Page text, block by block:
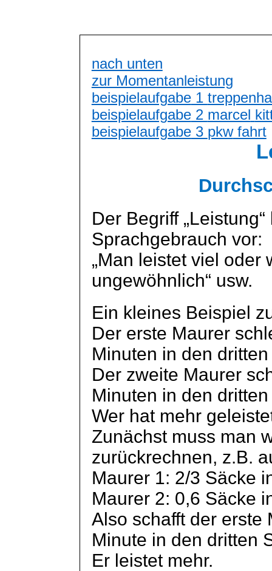
nach unten
zur Momentanleistung
beispielaufgabe1
beispielaufgabe2 marcel
beispielaufgabe3 pkwfahrt
Der Begriff
Sprachgebrauch vor:
„Man leistet viel oder
ungewöhnlich“ usw.
Ein kleines Beispiel
Der erste Maurer
Minuten in den
Der zweite Maurer
Minuten in den
Wer hat mehr
Zunächst muss man
zurückrechnen, z.B.
Maurer 1: 2/3 Säcke
Maurer 2: 0,6 Säcke
Also schafft der erste
Minute in den dritten
Er leistet mehr.